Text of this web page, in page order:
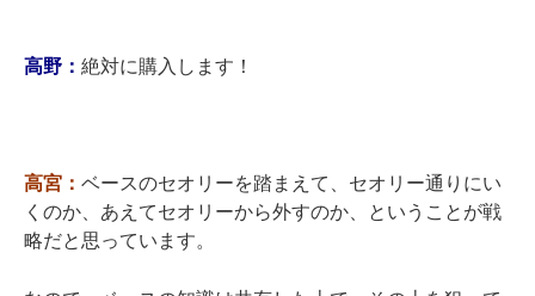
高野： 絶対に購入します！
高宮： ベースのセオリーを踏まえて、セオリー通りにい
くのか、あえてセオリーから外すのか、ということが戦
略だと思っています。